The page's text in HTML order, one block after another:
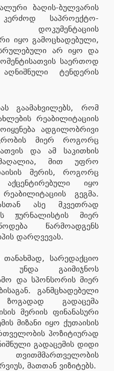
ბაღის-ბულვარის
კერძოდ საპროექტო-
დოკუმენტაციის
იყო გამოცხადებული,
არ იყო და
საერთოდ
ტენდერის
გაამახვილებს, რომ
რეაბილიტაციის
ადგილობრივი
მიერ როგორც
და ამ საკითხის
მით უფრო
მერის, როგორც
იყო
გეგმა.
ასე მკვეთრად
ჟურნალისტის მიერ
წარმოადგენს
დარღვევას.
თანახმად, სარედაქციო
უნდა გაიმიჯნოს
და სპონსორის მიერ
განმცხადებელი
გადაცემა
მერიის ფინანასური
მიზანი იყო ქუთაისის
პოზიტიურად
გადაცემის დიდი
მათთან ვიზიტებს.